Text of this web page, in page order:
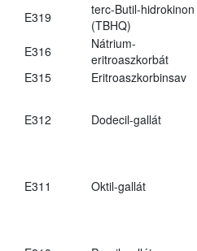
E319
terc-Butil-hidrokinon
(TBHQ)
E316
Nátrium-
eritroaszkorbát
E315
Eritroaszkorbinsav
E312 Dodecil-gallát
E311 Oktil-gallát